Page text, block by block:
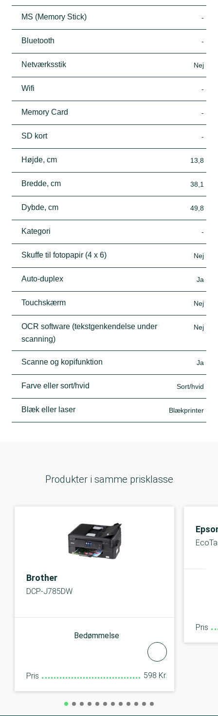
MS (Memory Stick) -
Bluetooth -
Netværksstik Nej
Wifi -
Memory Card -
SD kort -
Højde, cm 13,8
Bredde, cm 38,1
Dybde, cm 49,8
Kategori -
Skuffe til fotopapir (4 x 6) Nej
Auto-duplex Ja
Touchskærm Nej
OCR software (tekstgenkendelse under
scanning)
Nej
Scanne og kopifunktion Ja
Farve eller sort/hvid Sort/hvid
Blæk eller laser Blækprinter
Produkter i samme prisklasse
Brother
DCP-J785DW
Bedømmelse
Pris 598 Kr.
Pris